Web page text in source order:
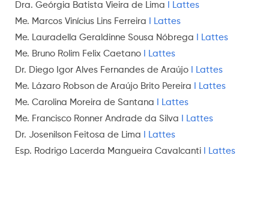
Dra. Geórgia Batista Vieira de Lima
I Lattes
Me. Marcos Vinícius Lins Ferreira
I Lattes
Me. Lauradella Geraldinne Sousa Nóbrega
I Lattes
Me. Bruno Rolim Felix Caetano
I Lattes
Dr. Diego Igor Alves Fernandes de Araújo
I Lattes
Me. Lázaro Robson de Araújo Brito Pereira
I Lattes
Me. Carolina Moreira de Santana
I Lattes
Me. Francisco Ronner Andrade da Silva
I Lattes
Dr. Josenilson Feitosa de Lima
I Lattes
Esp. Rodrigo Lacerda Mangueira Cavalcanti
I Lattes